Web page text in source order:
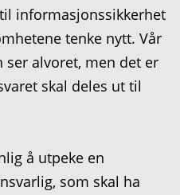
informasjonssikkerhet
tenke nytt. Vår
alvoret, men det er
skal deles ut til
å utpeke en
som skal ha